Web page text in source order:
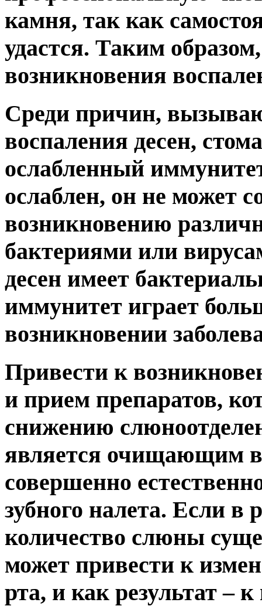
камня, так как
удастся. Таким
возникновения
Среди причин,
воспаления десен,
ослабленный
ослаблен, он не может
возникновению
бактериями или
десен имеет
иммунитет играет
возникновении
Привести к
и прием препаратов,
снижению
является очищающим
совершенно
зубного налета. Если в
количество слюны
может привести к
рта, и как результат –